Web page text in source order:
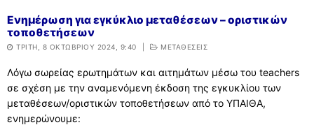
Αναζήτηση
για:
ΔΙΟΙΚΗΣΗ
ΟΡΓΑΝΟΓΡΑΜΜΑ
ΣΧΟΛΕΙΑ
ΣΧΟΛΕΙΑ
ΕΚΠΑΙΔΕΥΤΙΚΟΙ
Ενημέρωση για εγκύκλιο μεταθέσεων – οριστικών
τοποθετήσεων
ΤΡΊΤΗ, 8 ΟΚΤΩΒΡΊΟΥ 2024, 9:40 ΜΕΤΑΘΕΣΕΙΣ
Λόγω σωρείας ερωτημάτων και αιτημάτων μέσω του teachers
σε σχέση με την αναμενόμενη έκδοση της εγκυκλίου των
μεταθέσεων/οριστικών τοποθετήσεων από το ΥΠΑΙΘΑ,
ενημερώνουμε: